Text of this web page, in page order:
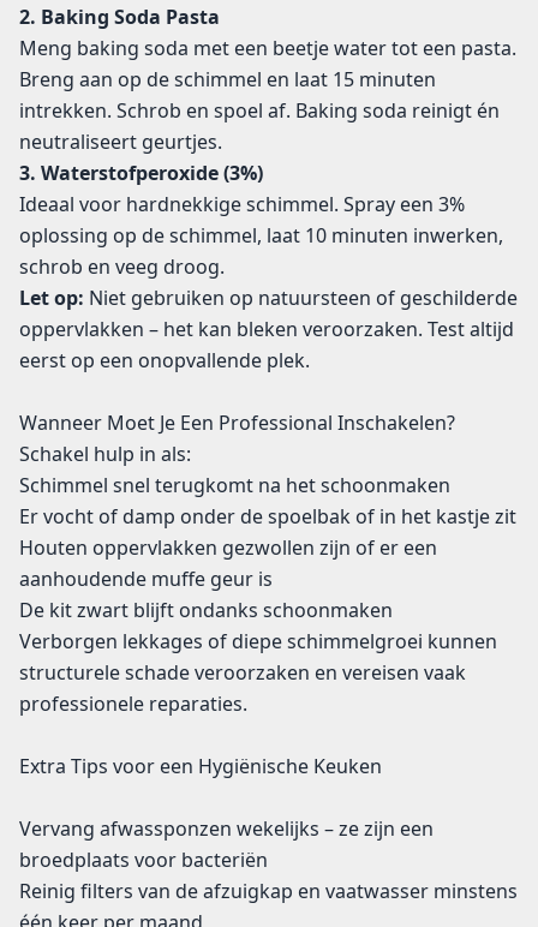
2. Baking Soda Pasta
Meng baking soda met een beetje water tot een pasta.
Breng aan op de schimmel en laat 15 minuten
intrekken. Schrob en spoel af. Baking soda reinigt én
neutraliseert geurtjes.
3. Waterstofperoxide (3%)
Ideaal voor hardnekkige schimmel. Spray een 3%
oplossing op de schimmel, laat 10 minuten inwerken,
schrob en veeg droog.
Let op: Niet gebruiken op natuursteen of geschilderde
oppervlakken – het kan bleken veroorzaken. Test altijd
eerst op een onopvallende plek.
Wanneer Moet Je Een Professional Inschakelen?
Schakel hulp in als:
Schimmel snel terugkomt na het schoonmaken
Er vocht of damp onder de spoelbak of in het kastje zit
Houten oppervlakken gezwollen zijn of er een
aanhoudende muffe geur is
De kit zwart blijft ondanks schoonmaken
Verborgen lekkages of diepe schimmelgroei kunnen
structurele schade veroorzaken en vereisen vaak
professionele reparaties.
Extra Tips voor een Hygiënische Keuken
Vervang afwassponzen wekelijks – ze zijn een
broedplaats voor bacteriën
Reinig filters van de afzuigkap en vaatwasser minstens